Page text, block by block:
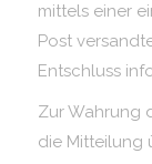
mittels einer
Post
Entschluss
Zur Wahrung
die Mitteilung